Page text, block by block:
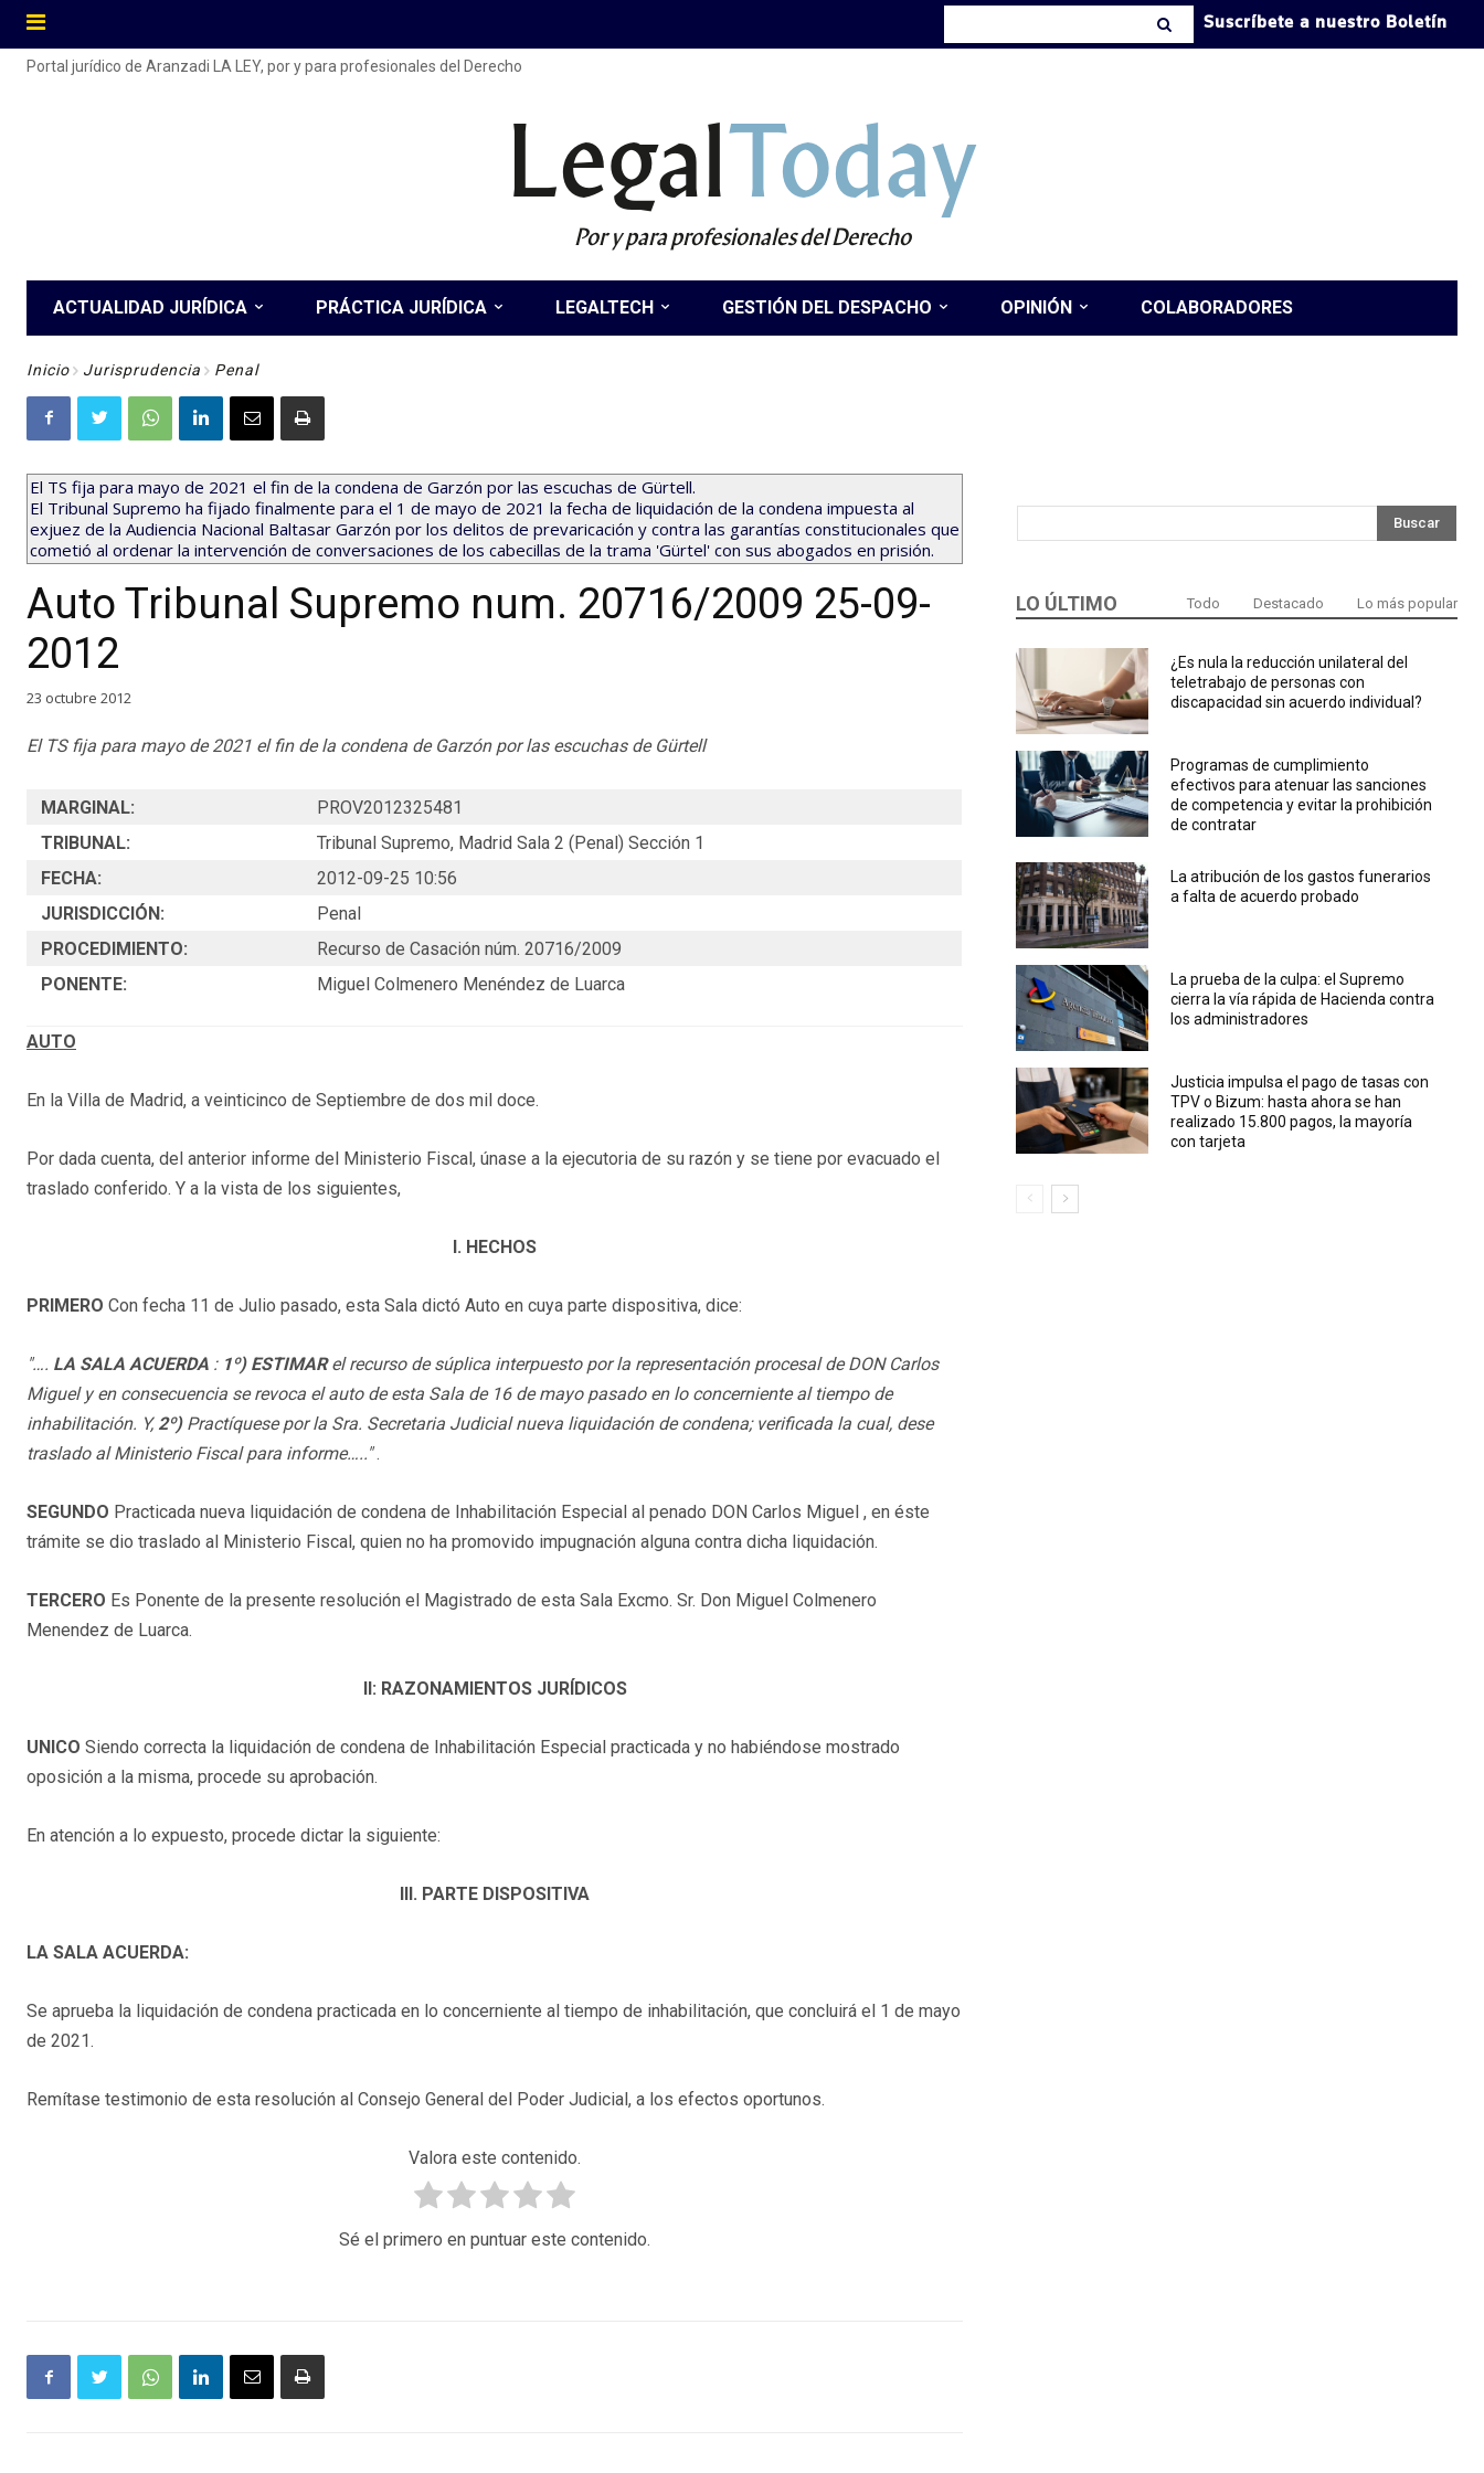
Suscríbete a nuestro Boletín
Portal jurídico de Aranzadi LA LEY, por y para profesionales del Derecho
LegalToday
Por y para profesionales del Derecho
ACTUALIDAD JURÍDICA PRÁCTICA JURÍDICA LEGALTECH GESTIÓN DEL DESPACHO OPINIÓN COLABORADORES
Inicio Jurisprudencia Penal
El TS fija para mayo de 2021 el fin de la condena de Garzón por las escuchas de Gürtell.
El Tribunal Supremo ha fijado finalmente para el 1 de mayo de 2021 la fecha de liquidación de la condena impuesta al
exjuez de la Audiencia Nacional Baltasar Garzón por los delitos de prevaricación y contra las garantías constitucionales que
cometió al ordenar la intervención de conversaciones de los cabecillas de la trama 'Gürtel' con sus abogados en prisión.
Auto Tribunal Supremo num. 20716/2009 25-09-
2012
23 octubre 2012
El TS fija para mayo de 2021 el fin de la condena de Garzón por las escuchas de Gürtell
MARGINAL:
PROV2012325481
TRIBUNAL:
Tribunal Supremo, Madrid Sala 2 (Penal) Sección 1
FECHA:
2012-09-25 10:56
JURISDICCIÓN:
Penal
PROCEDIMIENTO:
Recurso de Casación núm. 20716/2009
PONENTE:
Miguel Colmenero Menéndez de Luarca
AUTO
En la Villa de Madrid, a veinticinco de Septiembre de dos mil doce.
Por dada cuenta, del anterior informe del Ministerio Fiscal, únase a la ejecutoria de su razón y se tiene por evacuado el
traslado conferido. Y a la vista de los siguientes,
I. HECHOS
PRIMERO Con fecha 11 de Julio pasado, esta Sala dictó Auto en cuya parte dispositiva, dice:
"…. LA SALA ACUERDA : 1º) ESTIMARel recurso de súplica interpuesto por la representación procesal de DON Carlos
Miguel y en consecuencia se revoca el auto de esta Sala de 16 de mayo pasado en lo concerniente al tiempo de
inhabilitación. Y, 2º)Practíquese por la Sra. Secretaria Judicial nueva liquidación de condena; verificada la cual, dese
traslado al Ministerio Fiscal para informe…..".
SEGUNDO Practicada nueva liquidación de condena de Inhabilitación Especial al penado DON Carlos Miguel , en éste
trámite se dio traslado al Ministerio Fiscal, quien no ha promovido impugnación alguna contra dicha liquidación.
TERCERO Es Ponente de la presente resolución el Magistrado de esta Sala Excmo. Sr. Don Miguel Colmenero
Menendez de Luarca.
II: RAZONAMIENTOS JURÍDICOS
UNICO Siendo correcta la liquidación de condena de Inhabilitación Especial practicada y no habiéndose mostrado
oposición a la misma, procede su aprobación.
En atención a lo expuesto, procede dictar la siguiente:
III. PARTE DISPOSITIVA
LA SALA ACUERDA:
Se aprueba la liquidación de condena practicada en lo concerniente al tiempo de inhabilitación, que concluirá el 1 de mayo
de 2021.
Remítase testimonio de esta resolución al Consejo General del Poder Judicial, a los efectos oportunos.
Valora este contenido.
Sé el primero en puntuar este contenido.
Buscar
LO ÚLTIMO Todo Destacado Lo más popular
¿Es nula la reducción unilateral del
teletrabajo de personas con
discapacidad sin acuerdo individual?
Programas de cumplimiento
efectivos para atenuar las sanciones
de competencia y evitar la prohibición
de contratar
La atribución de los gastos funerarios
a falta de acuerdo probado
La prueba de la culpa: el Supremo
cierra la vía rápida de Hacienda contra
los administradores
Justicia impulsa el pago de tasas con
TPV o Bizum: hasta ahora se han
realizado 15.800 pagos, la mayoría
con tarjeta